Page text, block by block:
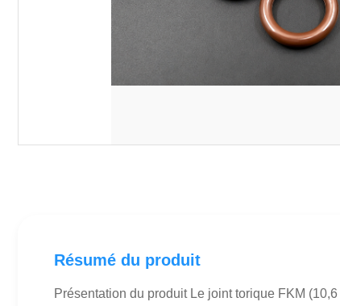
Résumé du produit
Présentation du produit Le joint torique FKM